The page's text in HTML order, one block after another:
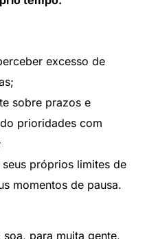
excesso de
sobre prazos e
prioridades com
próprios limites de
momentos de pausa.
para muita gente,